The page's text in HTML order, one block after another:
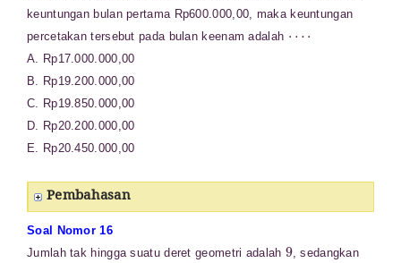
keuntungan bulan pertama Rp600.000,00, maka keuntungan
percetakan tersebut pada bulan keenam adalah
A. Rp17.000.000,00
B. Rp19.200.000,00
C. Rp19.850.000,00
D. Rp20.200.000,00
E. Rp20.450.000,00
Pembahasan
Soal Nomor 16
Jumlah tak hingga suatu deret geometri adalah
9
, sedangkan